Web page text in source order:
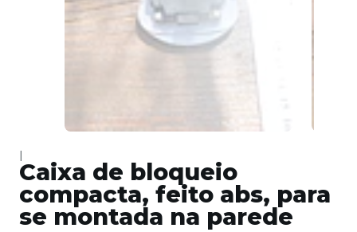
Caixa de bloqueio
compacta, feito abs, para
se montada na parede